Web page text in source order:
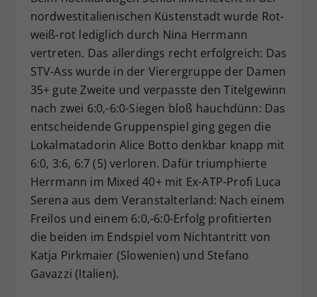
nordwestitalienischen Küstenstadt wurde Rot-
weiß-rot lediglich durch Nina Herrmann
vertreten. Das allerdings recht erfolgreich: Das
STV-Ass wurde in der Vierergruppe der Damen
35+ gute Zweite und verpasste den Titelgewinn
nach zwei 6:0,-6:0-Siegen bloß hauchdünn: Das
entscheidende Gruppenspiel ging gegen die
Lokalmatadorin Alice Botto denkbar knapp mit
6:0, 3:6, 6:7 (5) verloren. Dafür triumphierte
Herrmann im Mixed 40+ mit Ex-ATP-Profi Luca
Serena aus dem Veranstalterland: Nach einem
Freilos und einem 6:0,-6:0-Erfolg profitierten
die beiden im Endspiel vom Nichtantritt von
Katja Pirkmaier (Slowenien) und Stefano
Gavazzi (Italien).